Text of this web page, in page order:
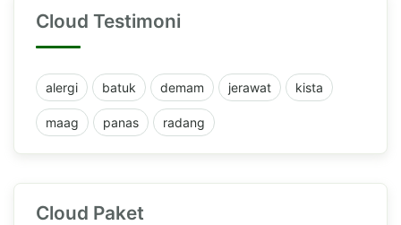
Cloud Testimoni
alergi batuk demam jerawat kista
maag panas radang
Cloud Paket